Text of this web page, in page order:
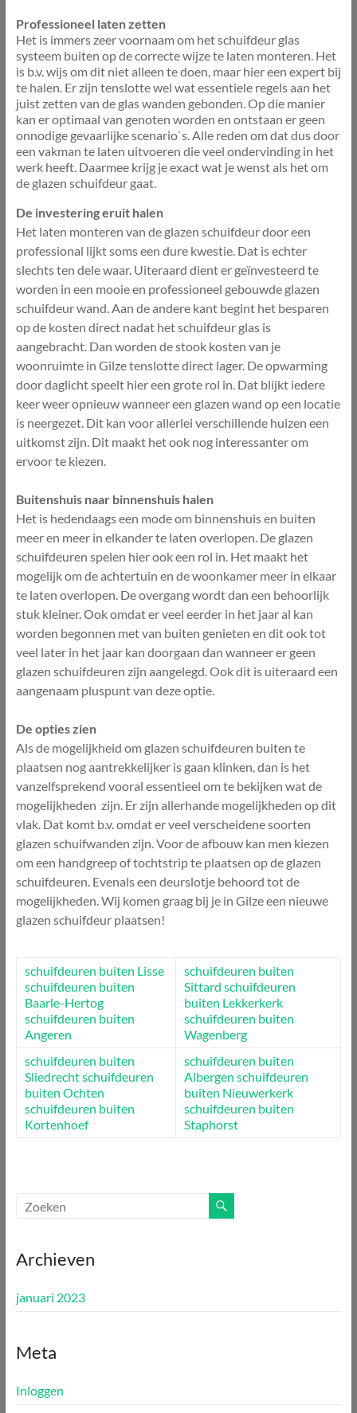
Professioneel laten zetten
Het is immers zeer voornaam om het schuifdeur glas
systeem buiten op de correcte wijze te laten monteren. Het
is b.v. wijs om dit niet alleen te doen, maar hier een expert bij
te halen. Er zijn tenslotte wel wat essentiele regels aan het
juist zetten van de glas wanden gebonden. Op die manier
kan er optimaal van genoten worden en ontstaan er geen
onnodige gevaarlijke scenario`s. Alle reden om dat dus door
een vakman te laten uitvoeren die veel ondervinding in het
werk heeft. Daarmee krijg je exact wat je wenst als het om
de glazen schuifdeur gaat.
De investering eruit halen
Het laten monteren van de glazen schuifdeur door een
professional lijkt soms een dure kwestie. Dat is echter
slechts ten dele waar. Uiteraard dient er geïnvesteerd te
worden in een mooie en professioneel gebouwde glazen
schuifdeur wand. Aan de andere kant begint het besparen
op de kosten direct nadat het schuifdeur glas is
aangebracht. Dan worden de stook kosten van je
woonruimte in Gilze tenslotte direct lager. De opwarming
door daglicht speelt hier een grote rol in. Dat blijkt iedere
keer weer opnieuw wanneer een glazen wand op een locatie
is neergezet. Dit kan voor allerlei verschillende huizen een
uitkomst zijn. Dit maakt het ook nog interessanter om
ervoor te kiezen.
Buitenshuis naar binnenshuis halen
Het is hedendaags een mode om binnenshuis en buiten
meer en meer in elkander te laten overlopen. De glazen
schuifdeuren spelen hier ook een rol in. Het maakt het
mogelijk om de achtertuin en de woonkamer meer in elkaar
te laten overlopen. De overgang wordt dan een behoorlijk
stuk kleiner. Ook omdat er veel eerder in het jaar al kan
worden begonnen met van buiten genieten en dit ook tot
veel later in het jaar kan doorgaan dan wanneer er geen
glazen schuifdeuren zijn aangelegd. Ook dit is uiteraard een
aangenaam pluspunt van deze optie.
De opties zien
Als de mogelijkheid om glazen schuifdeuren buiten te
plaatsen nog aantrekkelijker is gaan klinken, dan is het
vanzelfsprekend vooral essentieel om te bekijken wat de
mogelijkheden zijn. Er zijn allerhande mogelijkheden op dit
vlak. Dat komt b.v. omdat er veel verscheidene soorten
glazen schuifwanden zijn. Voor de afbouw kan men kiezen
om een handgreep of tochtstrip te plaatsen op de glazen
schuifdeuren. Evenals een deurslotje behoord tot de
mogelijkheden. Wij komen graag bij je in Gilze een nieuwe
glazen schuifdeur plaatsen!
schuifdeuren buiten Lisse
schuifdeuren buiten
Baarle-Hertog
schuifdeuren buiten
Angeren
schuifdeuren buiten
Sittard schuifdeuren
buiten Lekkerkerk
schuifdeuren buiten
Wagenberg
schuifdeuren buiten
Sliedrechtschuifdeuren
buiten Ochten
schuifdeuren buiten
Kortenhoef
schuifdeuren buiten
Albergen schuifdeuren
buiten Nieuwerkerk
schuifdeuren buiten
Staphorst
Archieven
januari 2023
Meta
Inloggen